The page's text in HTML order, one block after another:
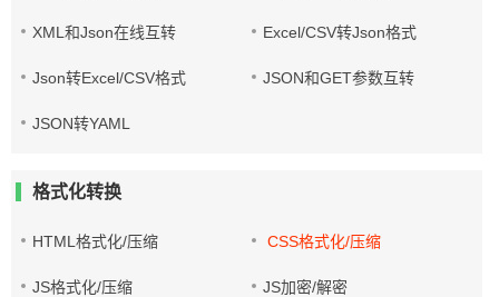
XML和Json在线互转 Excel/CSV转Json格式
Json转Excel/CSV格式 JSON和GET参数互转
JSON转YAML
格式化转换
HTML格式化/压缩 CSS格式化/压缩
JS格式化/压缩 JS加密/解密